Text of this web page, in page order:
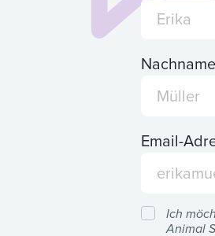
Nachname
Email-
Ich
Animal